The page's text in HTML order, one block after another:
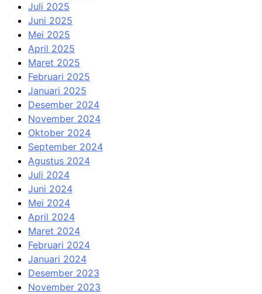
Juli 2025
Juni 2025
Mei 2025
April 2025
Maret 2025
Februari 2025
Januari 2025
Desember 2024
November 2024
Oktober 2024
September 2024
Agustus 2024
Juli 2024
Juni 2024
Mei 2024
April 2024
Maret 2024
Februari 2024
Januari 2024
Desember 2023
November 2023